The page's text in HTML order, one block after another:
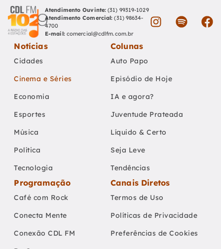
Atendimento Ouvinte: (31) 99319-1029
Atendimento Comercial: (31) 98634-
4700
E-mail: comercial@cdlfm.com.br
Notícias
Cidades
Cinema e Séries
Economia
Esportes
Música
Política
Tecnologia
Colunas
Auto Papo
Episódio de Hoje
IA e agora?
Juventude Prateada
Líquido & Certo
Seja Leve
Tendências
Programação
Café com Rock
Conecta Mente
Conexão CDL FM
Canais Diretos
Termos de Uso
Políticas de Privacidade
Preferências de Cookies